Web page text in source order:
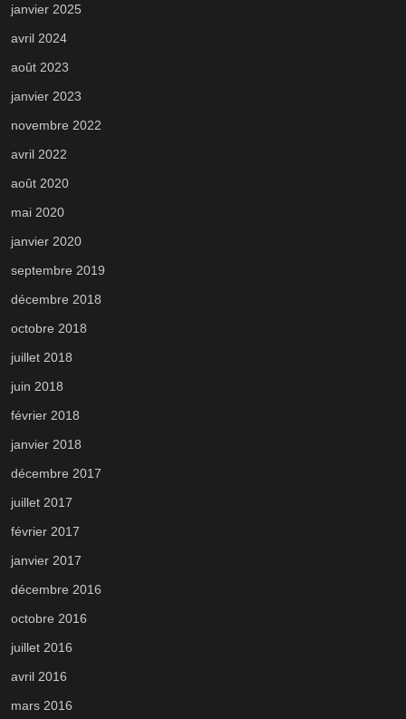
janvier 2025
avril 2024
août 2023
janvier 2023
novembre 2022
avril 2022
août 2020
mai 2020
janvier 2020
septembre 2019
décembre 2018
octobre 2018
juillet 2018
juin 2018
février 2018
janvier 2018
décembre 2017
juillet 2017
février 2017
janvier 2017
décembre 2016
octobre 2016
juillet 2016
avril 2016
mars 2016